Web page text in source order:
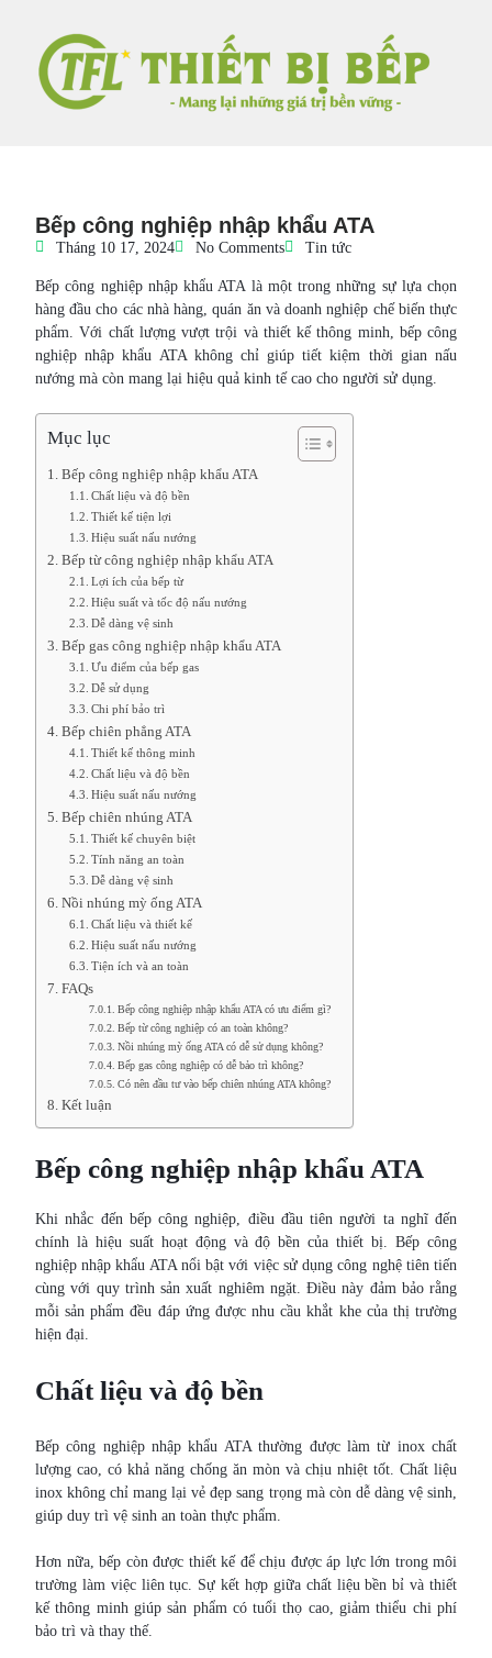
Bếp công nghiệp nhập khẩu ATA
Tháng 10 17, 2024 No Comments Tin tức
Bếp công nghiệp nhập khẩu ATA là một trong những sự lựa chọn
hàng đầu cho các nhà hàng, quán ăn và doanh nghiệp chế biến thực
phẩm. Với chất lượng vượt trội và thiết kế thông minh, bếp công
nghiệp nhập khẩu ATA không chỉ giúp tiết kiệm thời gian nấu
nướng mà còn mang lại hiệu quả kinh tế cao cho người sử dụng.
Mục lục
Bếp công nghiệp nhập khẩu ATA
Chất liệu và độ bền
Thiết kế tiện lợi
Hiệu suất nấu nướng
Bếp từ công nghiệp nhập khẩu ATA
Lợi ích của bếp từ
Hiệu suất và tốc độ nấu nướng
Dễ dàng vệ sinh
Bếp gas công nghiệp nhập khẩu ATA
Ưu điểm của bếp gas
Dễ sử dụng
Chi phí bảo trì
Bếp chiên phẳng ATA
Thiết kế thông minh
Chất liệu và độ bền
Hiệu suất nấu nướng
Bếp chiên nhúng ATA
Thiết kế chuyên biệt
Tính năng an toàn
Dễ dàng vệ sinh
Nồi nhúng mỳ ống ATA
Chất liệu và thiết kế
Hiệu suất nấu nướng
Tiện ích và an toàn
FAQs
Bếp công nghiệp nhập khẩu ATA có ưu điểm gì?
Bếp từ công nghiệp có an toàn không?
Nồi nhúng mỳ ống ATA có dễ sử dụng không?
Bếp gas công nghiệp có dễ bảo trì không?
Có nên đầu tư vào bếp chiên nhúng ATA không?
Kết luận
Bếp công nghiệp nhập khẩu ATA
Khi nhắc đến bếp công nghiệp, điều đầu tiên người ta nghĩ đến
chính là hiệu suất hoạt động và độ bền của thiết bị. Bếp công
nghiệp nhập khẩu ATA nổi bật với việc sử dụng công nghệ tiên tiến
cùng với quy trình sản xuất nghiêm ngặt. Điều này đảm bảo rằng
mỗi sản phẩm đều đáp ứng được nhu cầu khắt khe của thị trường
hiện đại.
Chất liệu và độ bền
Bếp công nghiệp nhập khẩu ATA thường được làm từ inox chất
lượng cao, có khả năng chống ăn mòn và chịu nhiệt tốt. Chất liệu
inox không chỉ mang lại vẻ đẹp sang trọng mà còn dễ dàng vệ sinh,
giúp duy trì vệ sinh an toàn thực phẩm.
Hơn nữa, bếp còn được thiết kế để chịu được áp lực lớn trong môi
trường làm việc liên tục. Sự kết hợp giữa chất liệu bền bỉ và thiết
kế thông minh giúp sản phẩm có tuổi thọ cao, giảm thiểu chi phí
bảo trì và thay thế.